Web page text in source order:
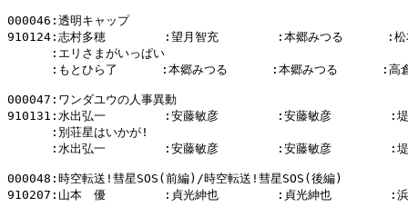
000046:透明キャップ
910124:志村多穂        :望月智充        :本郷みつる      :松
      :エリさまがいっぱい
:もとひら了      :本郷みつる      :本郷みつる      :高
000047:ワンダユウの人事異動
910131:水出弘一        :安藤敏彦        :安藤敏彦        :堤
      :別荘星はいかが!
:水出弘一        :安藤敏彦        :安藤敏彦        :堤
000048:時空転送!彗星SOS(前編)/時空転送!彗星SOS(後編)
910207:山本　優        :貞光紳也        :貞光紳也        :浜